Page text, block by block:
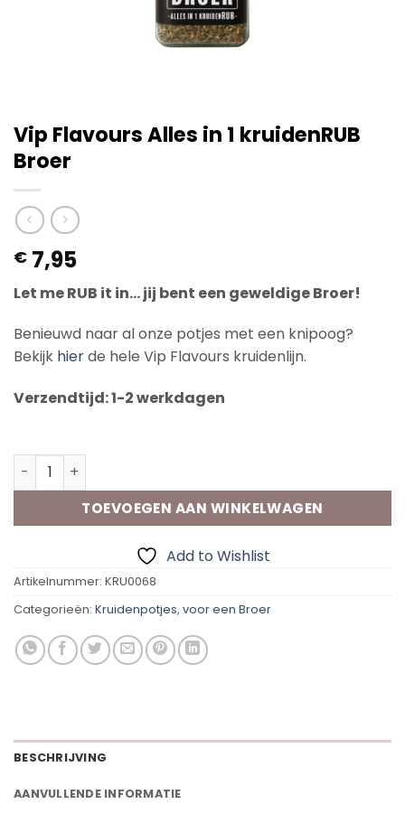
Vip Flavours Alles in 1 kruidenRUB
Broer
€ 7,95
Let me RUB it in… jij bent een geweldige Broer!
Benieuwd naar al onze potjes met een knipoog?
Bekijk hierde hele Vip Flavours kruidenlijn.
Verzendtijd: 1-2 werkdagen
Vip Flavours Alles in 1 kruidenRUB Broer aantal
TOEVOEGEN AAN WINKELWAGEN
Add to Wishlist
Artikelnummer: KRU0068
Categorieën: Kruidenpotjes, voor een Broer
BESCHRIJVING
AANVULLENDE INFORMATIE